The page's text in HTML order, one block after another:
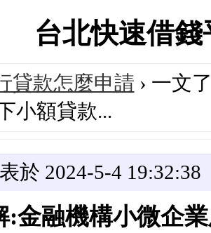
台北快速借
貸款怎麼申請 › 一文
小額貸款...
於 2024-5-4 19:32:38
:金融機構小微企